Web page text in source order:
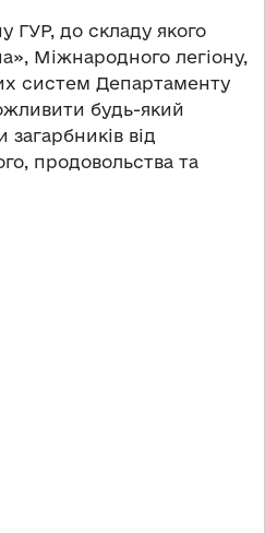
ГУР, до складу якого
Міжнародного легіону,
систем Департаменту
будь-який
загарбників від
продовольства та